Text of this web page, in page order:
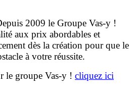
2009 le Groupe Vas-y !
aux prix abordables et
dès la création pour que le
à votre réussite.
le groupe Vas-y ! cliquez ici